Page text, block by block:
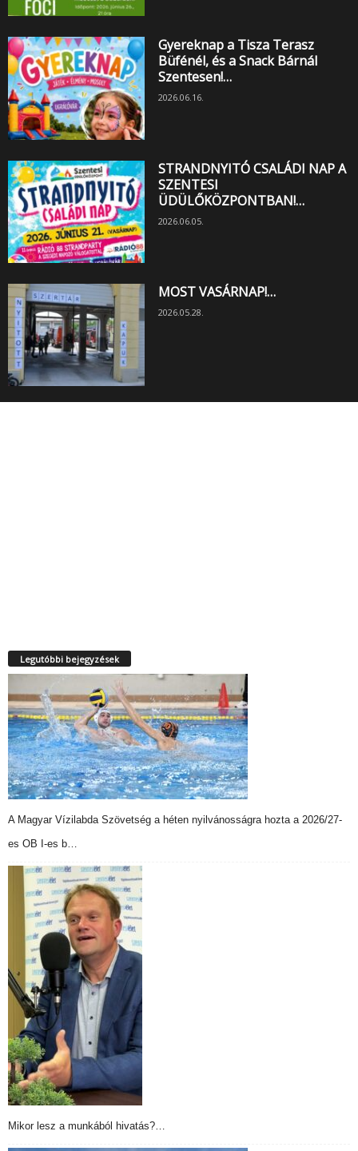
Gyereknap a Tisza Terasz
Büfénél, és a Snack Bárnál
Szentesen!…
2026.06.16.
STRANDNYITÓ CSALÁDI NAP A
SZENTESI
ÜDÜLŐKÖZPONTBAN!…
2026.06.05.
MOST VASÁRNAP!…
2026.05.28.
Legutóbbi bejegyzések
A Magyar Vízilabda Szövetség a héten nyilvánosságra hozta a 2026/27-
es OB I-es b…
Mikor lesz a munkából hivatás?…